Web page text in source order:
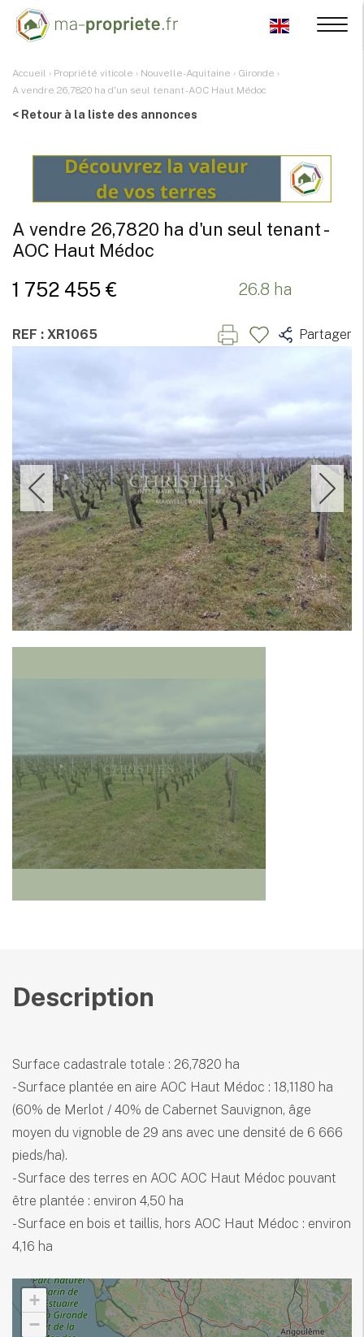
Accueil › Propriété viticole › Nouvelle-Aquitaine › Gironde ›
A vendre 26,7820 ha d'un seul tenant - AOC Haut Médoc
< Retour à la liste des annonces
A vendre 26,7820 ha d'un seul tenant -
AOC Haut Médoc
1 752 455 € 26.8 ha
REF : XR1065 Partager
+
−
Description
Surface cadastrale totale : 26,7820 ha
- Surface plantée en aire AOC Haut Médoc : 18,1180 ha
(60% de Merlot / 40% de Cabernet Sauvignon, âge
moyen du vignoble de 29 ans avec une densité de 6 666
pieds/ha).
- Surface des terres en AOC AOC Haut Médoc pouvant
être plantée : environ 4,50 ha
- Surface en bois et taillis, hors AOC Haut Médoc : environ
4,16 ha